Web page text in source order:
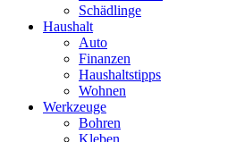
Schädlinge
Haushalt
Auto
Finanzen
Haushaltstipps
Wohnen
Werkzeuge
Bohren
Kleben